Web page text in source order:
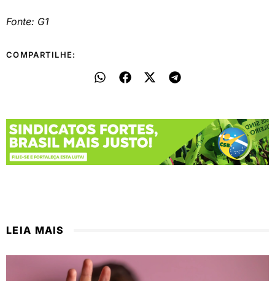
Fonte: G1
COMPARTILHE:
LEIA MAIS